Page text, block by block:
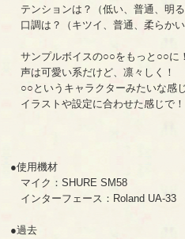
テンションは？（低い、普通、明る
口調は？（キツイ、普通、柔ら
サンプルボイスの○○をもっと○○に！
声は可愛い系だけど、凛々しく！
○○というキャラクターみたいな感
イラストや設定に合わせた感じで
●使用機材
マイク：SHURE SM58
インターフェース：Roland UA-33
●過去